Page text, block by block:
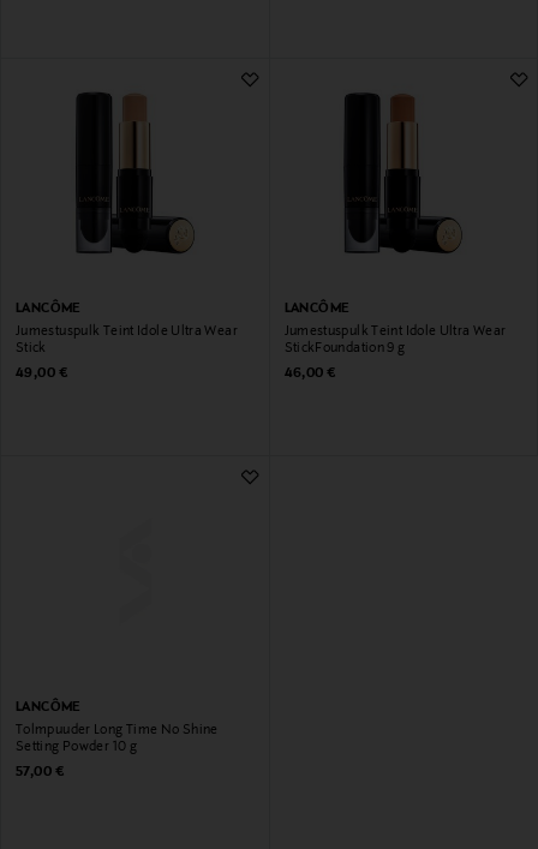
LANCÔME
Jumestuspulk Teint Idole Ultra Wear
Stick
Original Price
49,00 €
LANCÔME
Jumestuspulk Teint Idole Ultra Wear
StickFoundation 9 g
Original Price
46,00 €
LANCÔME
Tolmpuuder Long Time No Shine
Setting Powder 10 g
Original Price
57,00 €